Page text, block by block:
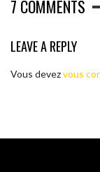
7 COMMENTS
LEAVE A REPLY
Vous devezvous